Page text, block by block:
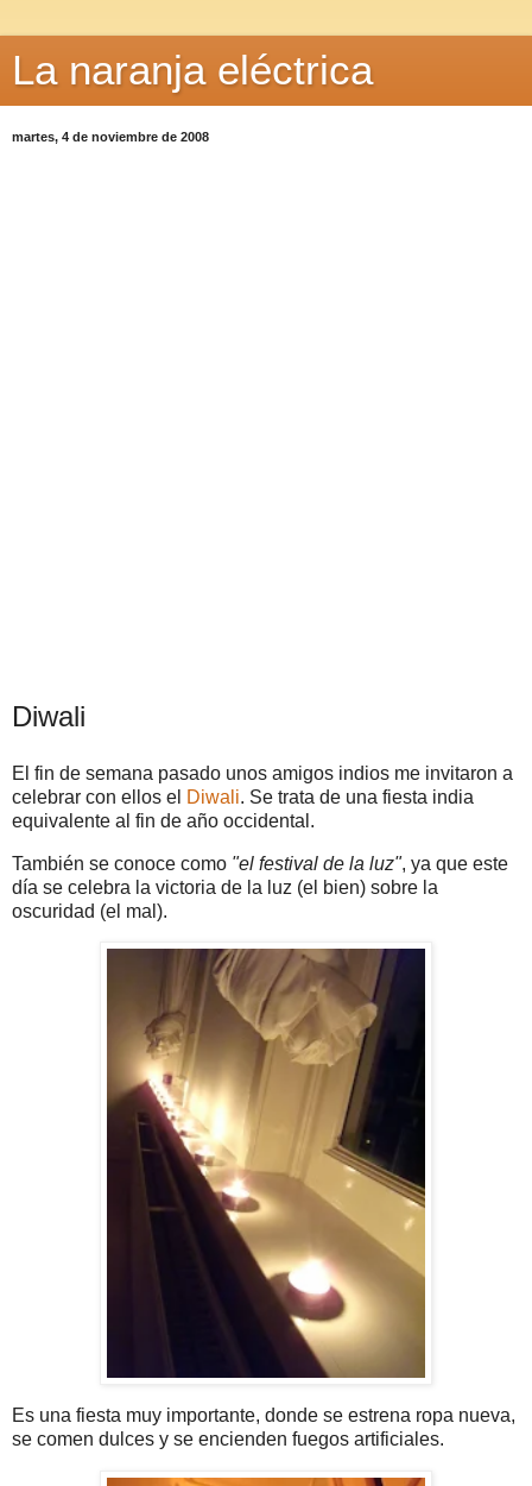
La naranja eléctrica
martes, 4 de noviembre de 2008
Diwali
El fin de semana pasado unos amigos indios me invitaron a
celebrar con ellos el Diwali. Se trata de una fiesta india
equivalente al fin de año occidental.
También se conoce como "el festival de la luz", ya que este
día se celebra la victoria de la luz (el bien) sobre la
oscuridad (el mal).
Es una fiesta muy importante, donde se estrena ropa nueva,
se comen dulces y se encienden fuegos artificiales.